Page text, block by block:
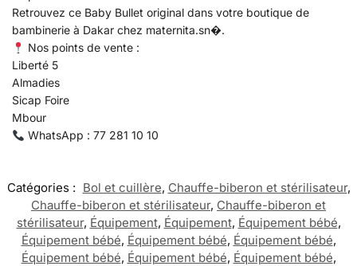
Retrouvez ce Baby Bullet original dans votre boutique de
bambinerie à Dakar chez maternita.sn⁠�.
Nos points de vente :
Liberté 5
Almadies
Sicap Foire
Mbour
WhatsApp : 77 281 10 10
Catégories : Bol et cuillère, Chauffe-biberon et stérilisateur,
Chauffe-biberon et stérilisateur, Chauffe-biberon et
stérilisateur, Équipement, Équipement, Équipement bébé,
Équipement bébé, Équipement bébé, Équipement bébé,
Équipement bébé, Équipement bébé, Équipement bébé,